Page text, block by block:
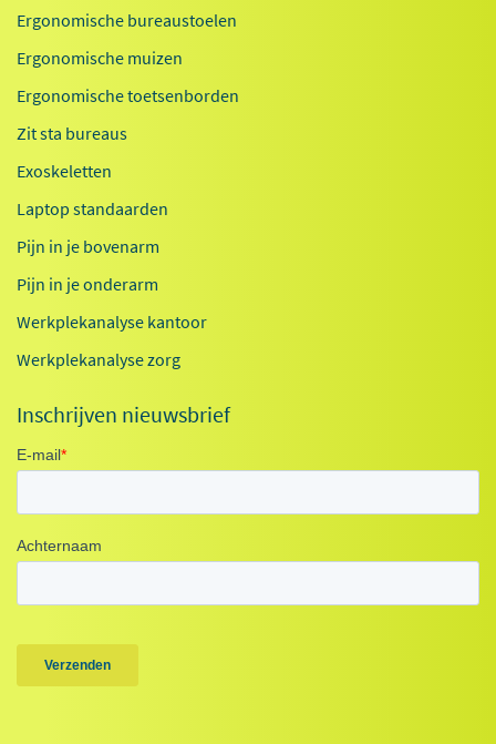
Ergonomische bureaustoelen
Ergonomische muizen
Ergonomische toetsenborden
Zit sta bureaus
Exoskeletten
Laptop standaarden
Pijn in je bovenarm
Pijn in je onderarm
Werkplekanalyse kantoor
Werkplekanalyse zorg
Inschrijven nieuwsbrief